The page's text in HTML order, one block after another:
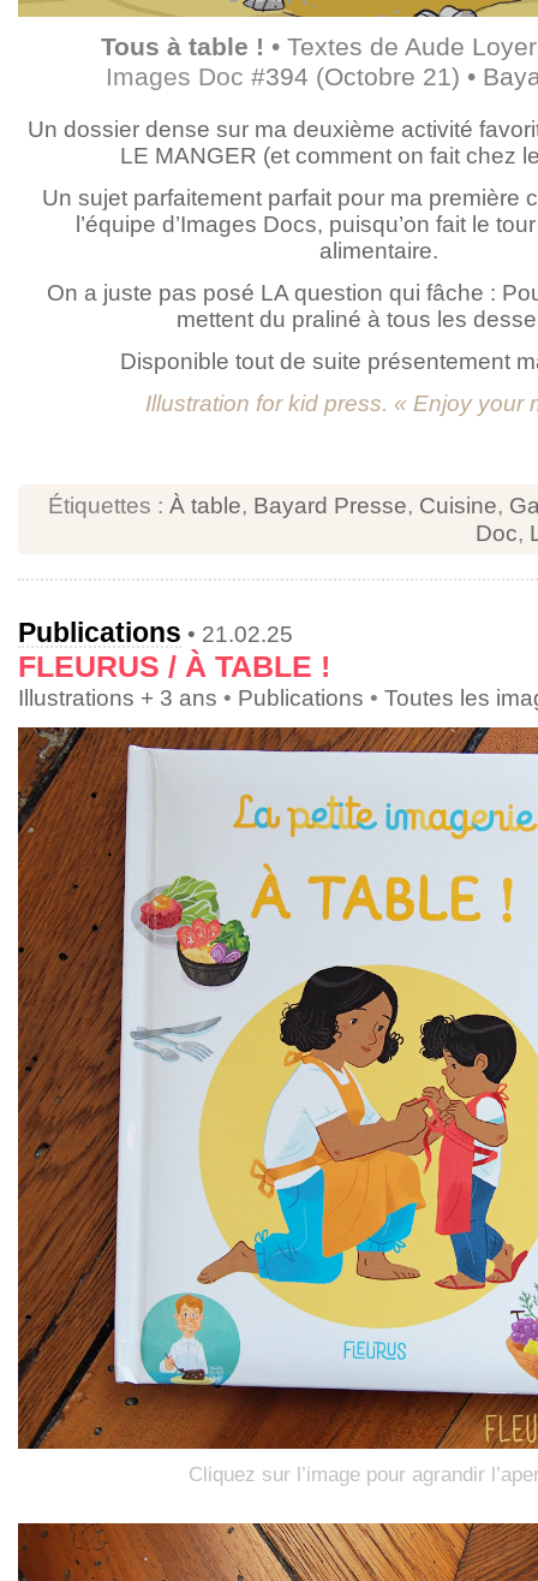
Tous à table ! • Textes de Aude
Images Doc #394 (Octobre 21) •
Un dossier dense sur ma deuxième activité
LE MANGER (et comment on fait chez
Un sujet parfaitement parfait pour ma première
l’équipe d’Images Docs, puisqu’on fait le
alimentaire.
On a juste pas posé LA question qui fâche :
mettent du praliné à tous les
Disponible tout de suite présentement
Illustration for kid press. « Enjoy your
Étiquettes : À table, Bayard Presse, Cuisine,
Doc,
Publications • 21.02.25
FLEURUS / À TABLE !
Illustrations + 3 ans • Publications • Toutes les
Cliquez sur l’image pour agrandir